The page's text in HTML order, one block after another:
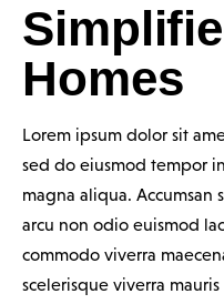
Homes
Lorem ipsum dolor sit
sed do eiusmod tempor
magna aliqua. Accumsan
arcu non odio euismod
commodo viverra
scelerisque viverra